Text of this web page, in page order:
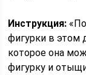
Инструкция:
фигурки в этом
которое она
фигурку и